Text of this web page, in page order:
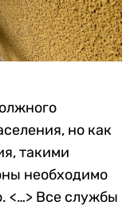
но как
такими
необходимо
<…> Все службы